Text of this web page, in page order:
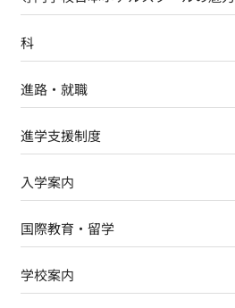
科
進路・就職
進学支援制度
入学案内
国際教育・留学
学校案内